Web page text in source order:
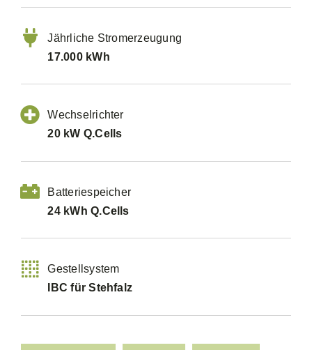
Jährliche Stromerzeugung
17.000 kWh
Wechselrichter
20 kW Q.Cells
Batteriespeicher
24 kWh Q.Cells
Gestellsystem
IBC für Stehfalz